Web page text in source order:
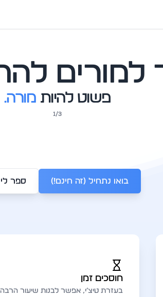
למורים
פשוט להיות מורה.
1/3
בואו נתחיל (זה חינם!) ספר
חוסכים זמן
בעזרת טיצ׳י, אפשר לבנות שיעור הרבה